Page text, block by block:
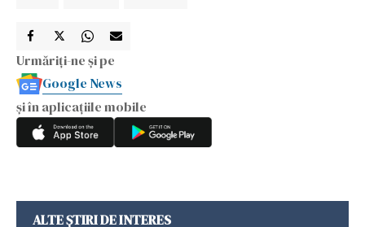
Urmăriți-ne și pe
Google News
și în aplicațiile mobile
ALTE ȘTIRI DE INTERES